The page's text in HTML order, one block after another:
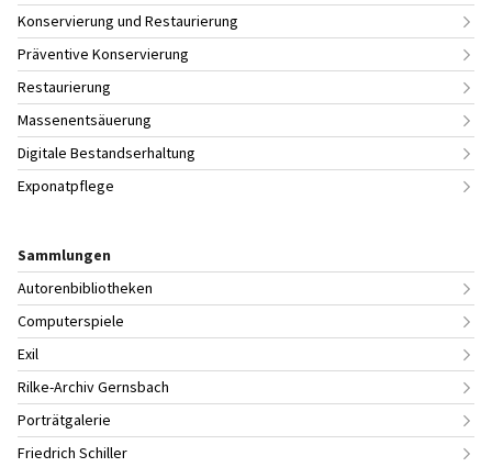
Konservierung und Restaurierung
Präventive Konservierung
Restaurierung
Massenentsäuerung
Digitale Bestandserhaltung
Exponatpflege
Sammlungen
Autorenbibliotheken
Computerspiele
Exil
Rilke-Archiv Gernsbach
Porträtgalerie
Friedrich Schiller